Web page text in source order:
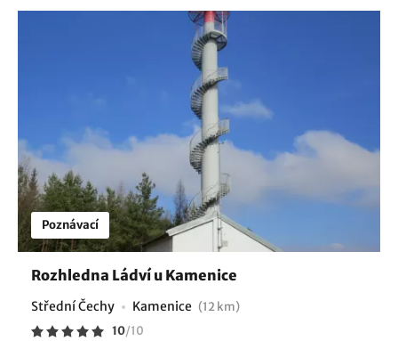
Poznávací
Rozhledna Ládví u Kamenice
Střední Čechy Kamenice (12 km)
10/10